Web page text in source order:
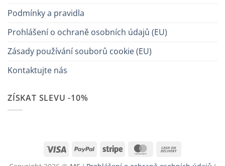
Podmínky a pravidla
Prohlášení o ochraně osobních údajů (EU)
Zásady používání souborů cookie (EU)
Kontaktujte nás
ZÍSKAT SLEVU -10%
Visa PayPal Stripe MasterCard